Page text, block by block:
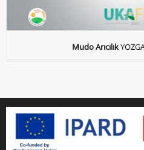
Mudo Arıcılık